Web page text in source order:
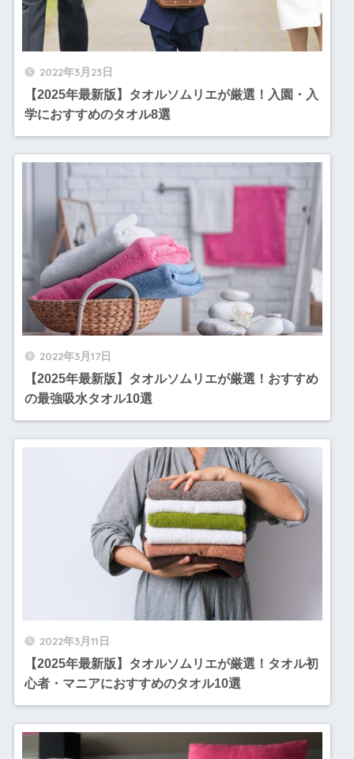
2022年3月23日
【2025年最新版】タオルソムリエが厳選！入園・入
学におすすめのタオル8選
2022年3月17日
【2025年最新版】タオルソムリエが厳選！おすすめ
の最強吸水タオル10選
2022年3月11日
【2025年最新版】タオルソムリエが厳選！タオル初
心者・マニアにおすすめのタオル10選